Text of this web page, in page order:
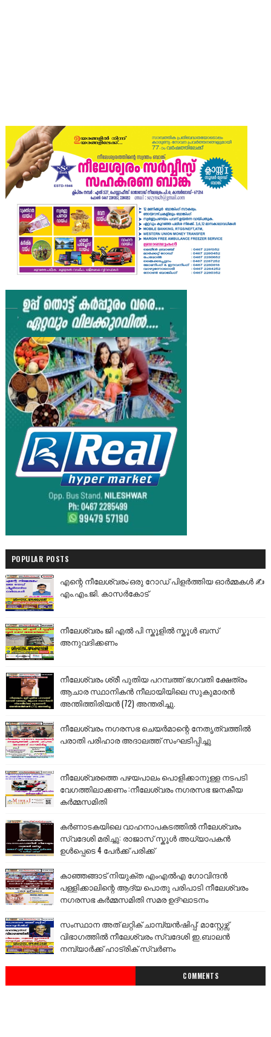
POPULAR POSTS
എന്റെ നീലേശ്വരം:ഒരു റോഡ് പിളർത്തിയ ഓർമ്മകൾ ✍️
എം.എം.ജി. കാസർകോട്
നീലേശ്വരം ജി എൽ പി സ്കൂളിൽ സ്കൂൾ ബസ്
അനുവദിക്കണം
നീലേശ്വരം ശ്രീ പുതിയ പറമ്പത്ത് ഭഗവതി ക്ഷേത്രം
ആചാര സ്ഥാനികൻ നീലായിയിലെ സുകുമാരൻ
അന്തിത്തിരിയൻ (72) അന്തരിച്ചു.
നീലേശ്വരം നഗരസഭ ചെയർമാന്റെ നേതൃത്വത്തിൽ
പരാതി പരിഹാര അദാലത്ത് സംഘടിപ്പിച്ചു
നീലേശ്വരത്തെ പഴയപാലം പൊളിക്കാനുള്ള നടപടി
വേഗത്തിലാക്കണം :നീലേശ്വരം നഗരസഭ ജനകീയ
കർമ്മസമിതി
കർണാടകയിലെ വാഹനാപകടത്തിൽ നീലേശ്വരം
സ്വദേശി മരിച്ചു: രാജാസ് സ്കൂൾ അധ്യാപകൻ
ഉൾപ്പെടെ 4 പേർക്ക് പരിക്ക്
കാഞ്ഞങ്ങാട് നിയുക്ത എംഎൽഎ ഗോവിന്ദൻ
പള്ളിക്കാലിന്റെ ആദ്യ പൊതു പരിപാടി നീലേശ്വരം
നഗരസഭ കർമ്മസമിതി സമര ഉദ്ഘാടനം
സംസ്ഥാന അത് ലറ്റിക് ചാമ്പ്യൻഷിപ്പ്: മാസ്റ്റേഴ്സ്
വിഭാഗത്തിൽ നീലേശ്വരം സ്വദേശി ഇ.ബാലൻ
നമ്പ്യാർക്ക് ഹാട്രിക് സ്വർണം
COMMENTS